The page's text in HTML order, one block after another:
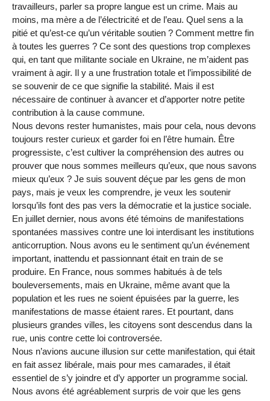
travailleurs, parler sa propre langue est un crime. Mais au
moins, ma mère a de l’électricité et de l’eau. Quel sens a la
pitié et qu’est-ce qu’un véritable soutien ? Comment mettre fin
à toutes les guerres ? Ce sont des questions trop complexes
qui, en tant que militante sociale en Ukraine, ne m’aident pas
vraiment à agir. Il y a une frustration totale et l’impossibilité de
se souvenir de ce que signifie la stabilité. Mais il est
nécessaire de continuer à avancer et d’apporter notre petite
contribution à la cause commune.
Nous devons rester humanistes, mais pour cela, nous devons
toujours rester curieux et garder foi en l’être humain. Être
progressiste, c’est cultiver la compréhension des autres ou
prouver que nous sommes meilleurs qu’eux, que nous savons
mieux qu’eux ? Je suis souvent déçue par les gens de mon
pays, mais je veux les comprendre, je veux les soutenir
lorsqu’ils font des pas vers la démocratie et la justice sociale.
En juillet dernier, nous avons été témoins de manifestations
spontanées massives contre une loi interdisant les institutions
anticorruption. Nous avons eu le sentiment qu’un événement
important, inattendu et passionnant était en train de se
produire. En France, nous sommes habitués à de tels
bouleversements, mais en Ukraine, même avant que la
population et les rues ne soient épuisées par la guerre, les
manifestations de masse étaient rares. Et pourtant, dans
plusieurs grandes villes, les citoyens sont descendus dans la
rue, unis contre cette loi controversée.
Nous n’avions aucune illusion sur cette manifestation, qui était
en fait assez libérale, mais pour mes camarades, il était
essentiel de s’y joindre et d’y apporter un programme social.
Nous avons été agréablement surpris de voir que les gens